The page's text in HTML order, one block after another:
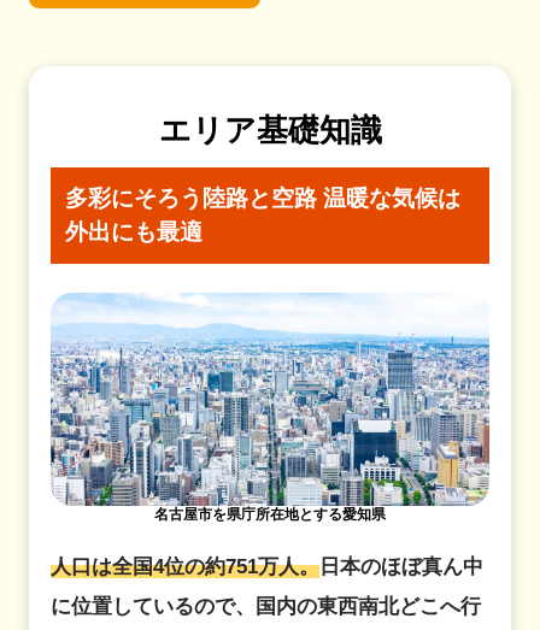
エリア基礎知識
多彩にそろう陸路と空路温暖な気候は
外出にも最適
人口は全国4位の約751万人。日本のほぼ真ん中
に位置しているので、国内の東西南北どこへ行
名古屋市を県庁所在地とする愛知県